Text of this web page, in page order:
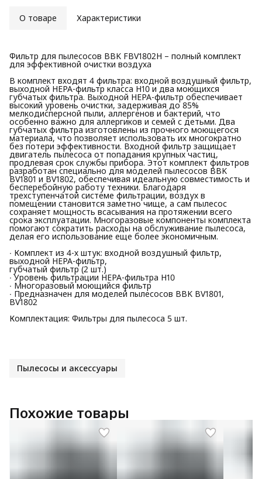
О товаре Характеристики
Фильтр для пылесосов BBK FBV1802H – полный комплект
для эффективной очистки воздуха
В комплект входят 4 фильтра: входной воздушный фильтр,
выходной HEPA-фильтр класса H10 и два моющихся
губчатых фильтра. Выходной HEPA-фильтр обеспечивает
высокий уровень очистки, задерживая до 85%
мелкодисперсной пыли, аллергенов и бактерий, что
особенно важно для аллергиков и семей с детьми. Два
губчатых фильтра изготовлены из прочного моющегося
материала, что позволяет использовать их многократно
без потери эффективности. Входной фильтр защищает
двигатель пылесоса от попадания крупных частиц,
продлевая срок службы прибора. Этот комплект фильтров
разработан специально для моделей пылесосов BBK
BV1801 и BV1802, обеспечивая идеальную совместимость и
бесперебойную работу техники. Благодаря
трехступенчатой системе фильтрации, воздух в
помещении становится заметно чище, а сам пылесос
сохраняет мощность всасывания на протяжении всего
срока эксплуатации. Многоразовые компоненты комплекта
помогают сократить расходы на обслуживание пылесоса,
делая его использование еще более экономичным.
∙ Комплект из 4-х штук: входной воздушный фильтр,
выходной HEPA-фильтр,
губчатый фильтр (2 шт.)
∙ Уровень фильтрации HEPA-фильтра H10
∙ Многоразовый моющийся фильтр
∙ Предназначен для моделей пылесосов BBK BV1801,
BV1802
Комплектация: Фильтры для пылесоса 5 шт.
Пылесосы и аксессуары
Похожие товары